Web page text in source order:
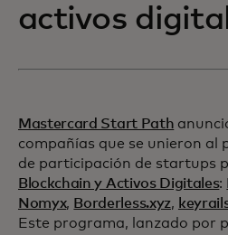
activos
Mastercard Start Path
compañías que se unieron al
de participación de startups
Blockchain y Activos Digitales:
Nomyx, Borderless.xyz,
Este programa, lanzado por